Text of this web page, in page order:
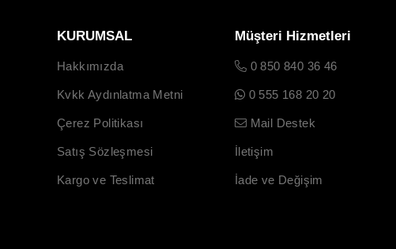
KURUMSAL
Hakkımızda
Kvkk Aydınlatma Metni
Çerez Politikası
Satış Sözleşmesi
Kargo ve Teslimat
Müşteri Hizmetleri
0 850 840 36 46
0 555 168 20 20
Mail Destek
İletişim
İade ve Değişim